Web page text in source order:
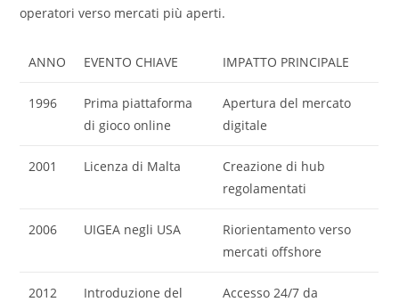
operatori verso mercati più aperti.
ANNO EVENTO CHIAVE IMPATTO PRINCIPALE
1996
Prima piattaforma
di gioco online
Apertura del mercato
digitale
2001 Licenza di Malta
Creazione di hub
regolamentati
2006 UIGEA negli USA
Riorientamento verso
mercati offshore
2012
Introduzione del
Accesso 24/7 da